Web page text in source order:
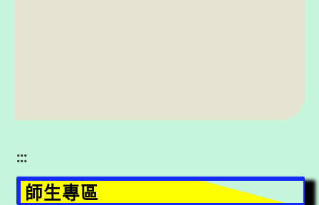
:::
師生專區